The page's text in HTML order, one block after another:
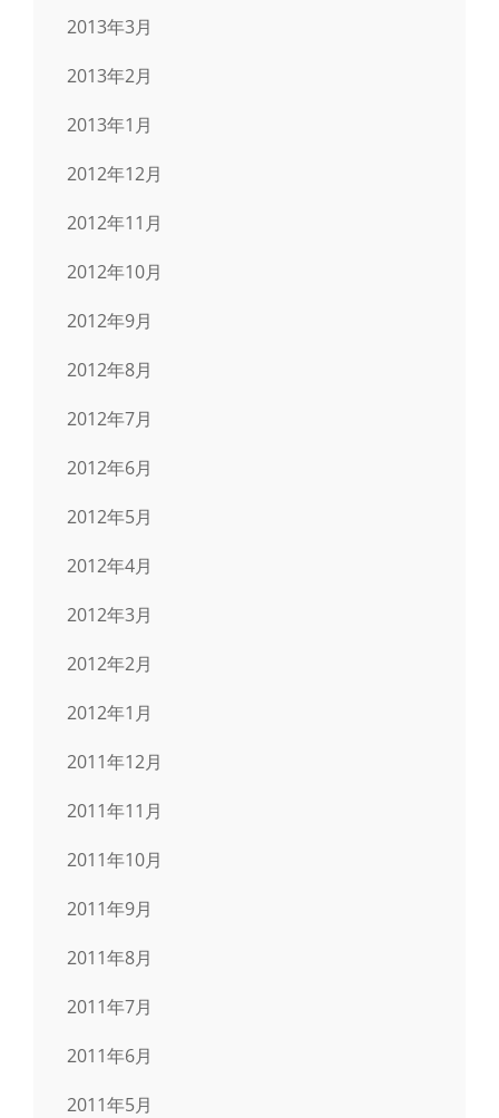
2013年3月
2013年2月
2013年1月
2012年12月
2012年11月
2012年10月
2012年9月
2012年8月
2012年7月
2012年6月
2012年5月
2012年4月
2012年3月
2012年2月
2012年1月
2011年12月
2011年11月
2011年10月
2011年9月
2011年8月
2011年7月
2011年6月
2011年5月